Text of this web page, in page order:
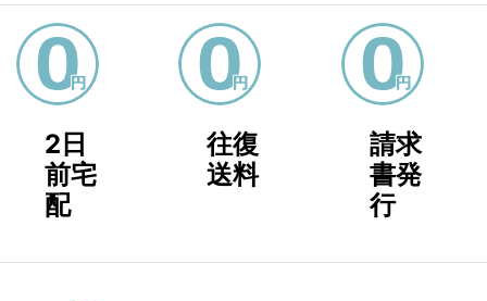
2日
前宅
配
往復
送料
請求
書発
行